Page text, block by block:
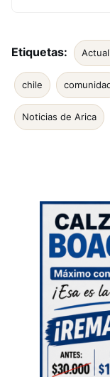
Etiquetas:
chile
Noticias de Arica